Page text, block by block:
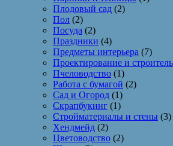
Плодовый сад (2)
Пол (2)
Посуда (2)
Праздники (4)
Предметы интерьера (7)
Проектирование и
Пчеловодство (1)
Работа с бумагой (2)
Сад и Огород (1)
Скрапбукинг (1)
Стройматериалы и стены (3)
Хендмейд (2)
Цветоводство (2)